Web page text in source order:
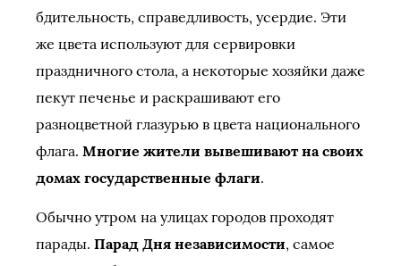
бдительность, справедливость, усердие. Эти
же цвета используют для сервировки
праздничного стола, а некоторые хозяйки даже
пекут печенье и раскрашивают его
разноцветной глазурью в цвета национального
флага. Многие жители вывешивают на своих
домах государственные флаги.
Обычно утром на улицах городов проходят
парады. Парад Дня независимости, самое